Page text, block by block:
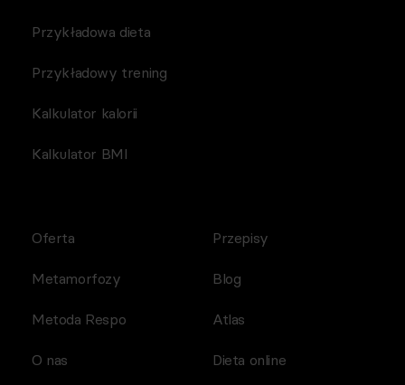
Przykładowa dieta
Przykładowy trening
Kalkulator kalorii
Kalkulator BMI
Oferta
Metamorfozy
Metoda Respo
O nas
Przepisy
Blog
Atlas
Dieta online